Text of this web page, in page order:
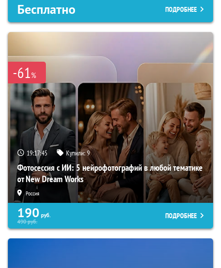
Бесплатно ПОДРОБНЕЕ
-61%
19:17:44 Купили:9
Фотосессия с ИИ: 5 нейрофотографий в любой тематике
от New Dream Works
Россия
190 руб.
490руб.
ПОДРОБНЕЕ